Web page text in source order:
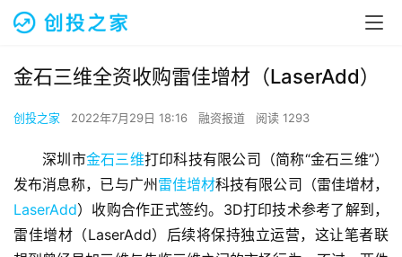
金石三维全资收购雷佳增材（LaserAdd）
创投之家 2022年7月29日 18:16 融资报道 阅读 1293
深圳市金石三维打印科技有限公司（简称“金石三维”）
发布消息称，已与广州 雷佳增材科技有限公司（雷佳增材，
LaserAdd）收购合作正式签约。3D打印技术参考了解到，
雷佳增材（LaserAdd）后续将保持独立运营，这让笔者联